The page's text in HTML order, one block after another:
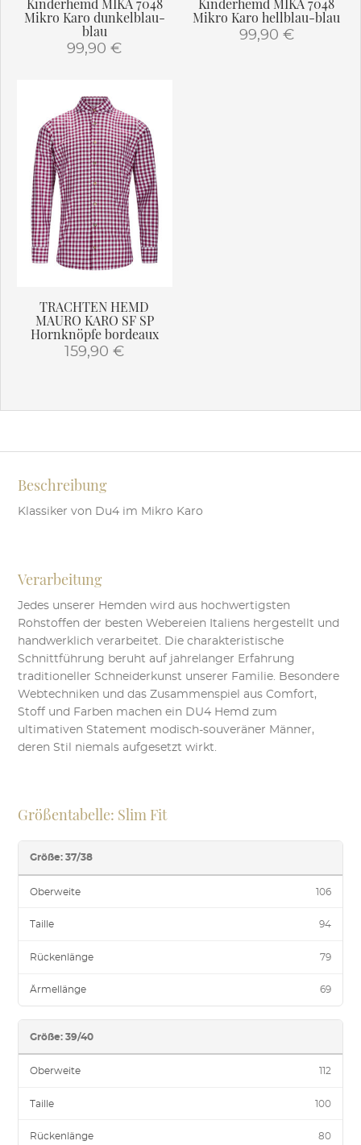
werden
Kinderhemd MIKA 7048
Mikro Karo dunkelblau-
blau
99,90€
mehrere
Varianten
auf.
Die
Optionen
können
auf
der
werden
Kinderhemd MIKA 7048
Mikro Karo hellblau-blau
99,90 €
TRACHTEN HEMD
MAURO KARO SF SP
Hornknöpfe bordeaux
159,90€
Varianten
Die
Optionen
Produktseite
Beschreibung
Klassiker von Du4 im Mikro Karo
Verarbeitung
Jedes unserer Hemden wird aus hochwertigsten
Rohstoffen der besten Webereien Italiens hergestellt und
handwerklich verarbeitet. Die charakteristische
Schnittführung beruht auf jahrelanger Erfahrung
traditioneller Schneiderkunst unserer Familie. Besondere
Webtechniken und das Zusammenspiel aus Comfort,
Stoff und Farben machen ein DU4 Hemd zum
ultimativen Statement modisch-souveräner Männer,
deren Stil niemals aufgesetzt wirkt.
Größentabelle: Slim Fit
Größe: 37/38
Oberweite 106
Taille 94
Rückenlänge 79
Ärmellänge 69
Größe: 39/40
Oberweite 112
Taille 100
Rückenlänge 80